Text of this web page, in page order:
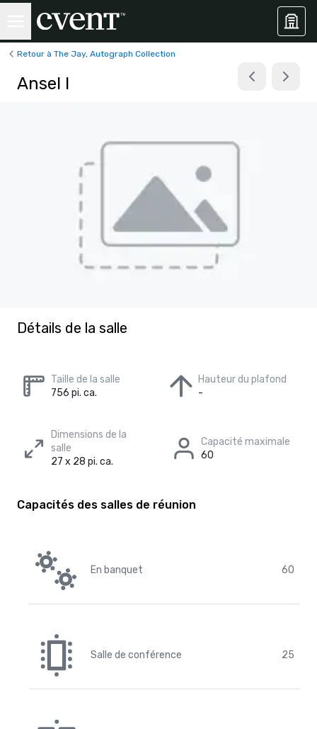
Retour à The Jay, Autograph Collection
Ansel I
Détails de la salle
Taille de la salle
756 pi. ca.
Hauteur du plafond
-
Dimensions de la
salle
27 x 28 pi. ca.
Capacité maximale
60
Capacités des salles de réunion
En banquet 60
Salle de conférence 25